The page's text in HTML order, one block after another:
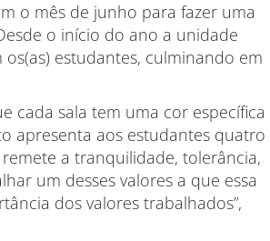
o mês de junho para fazer uma
o início do ano a unidade
os(as) estudantes, culminando em
cada sala tem uma cor específica
apresenta aos estudantes quatro
a tranquilidade, tolerância,
um desses valores a que essa
dos valores trabalhados”,